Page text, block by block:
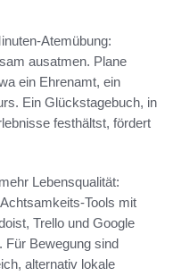
Atemübung:
ausatmen. Plane
ein Ehrenamt, ein
Ein Glückstagebuch, in
festhältst, fördert
Lebensqualität:
Tools mit
Trello und Google
Für Bewegung sind
alternativ lokale